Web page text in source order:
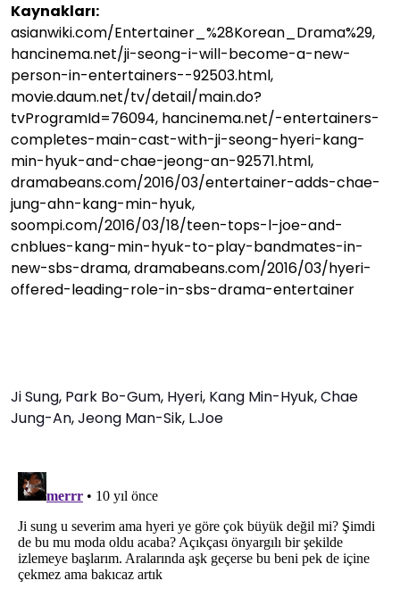
Kaynakları:
asianwiki.com/Entertainer_%28Korean_Drama%29,
hancinema.net/ji-seong-i-will-become-a-new-
person-in-entertainers--92503.html,
movie.daum.net/tv/detail/main.do?
tvProgramId=76094, hancinema.net/-entertainers-
completes-main-cast-with-ji-seong-hyeri-kang-
min-hyuk-and-chae-jeong-an-92571.html,
dramabeans.com/2016/03/entertainer-adds-chae-
jung-ahn-kang-min-hyuk,
soompi.com/2016/03/18/teen-tops-l-joe-and-
cnblues-kang-min-hyuk-to-play-bandmates-in-
new-sbs-drama, dramabeans.com/2016/03/hyeri-
offered-leading-role-in-sbs-drama-entertainer
Ji Sung, Park Bo-Gum, Hyeri, Kang Min-Hyuk,Chae
Jung-An,Jeong Man-Sik, L.Joe